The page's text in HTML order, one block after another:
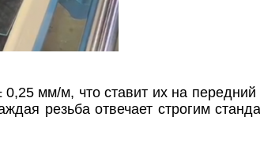
мм/м, что ставит их на передний
резьба отвечает строгим